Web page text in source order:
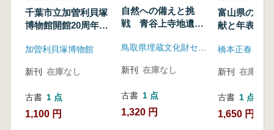
千葉市立加曽利貝塚
博物館開館20周年記
加曽利貝塚博物館
新刊 在庫なし
古書 1 点
1,100 円
自然への備えと挑
戦 青谷上寺地遺跡
新刊 在庫なし
古書 1 点
1,320 円
富山県の考
献と年表
橋本正春
新刊 在庫なし
古書 1 点
1,650 円